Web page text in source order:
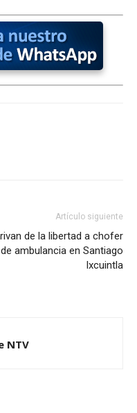
Artículo siguiente
de la libertad a chofer
de ambulancia en Santiago
Ixcuintla
NTV